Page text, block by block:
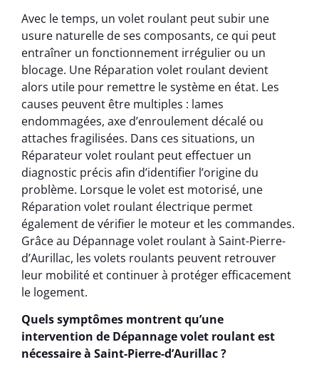
Avec le temps, un volet roulant peut subir une
usure naturelle de ses composants, ce qui peut
entraîner un fonctionnement irrégulier ou un
blocage. Une Réparation volet roulant devient
alors utile pour remettre le système en état. Les
causes peuvent être multiples : lames
endommagées, axe d’enroulement décalé ou
attaches fragilisées. Dans ces situations, un
Réparateur volet roulant peut effectuer un
diagnostic précis afin d’identifier l’origine du
problème. Lorsque le volet est motorisé, une
Réparation volet roulant électrique permet
également de vérifier le moteur et les commandes.
Grâce au Dépannage volet roulant à Saint-Pierre-
d’Aurillac, les volets roulants peuvent retrouver
leur mobilité et continuer à protéger efficacement
le logement.
Quels symptômes montrent qu’une
intervention de Dépannage volet roulant est
nécessaire à Saint-Pierre-d’Aurillac ?